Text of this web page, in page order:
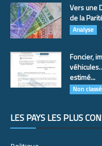
Vers une
de la
Analyse
Foncier,
estimé...
Non classé
LES PAYS LES PLUS